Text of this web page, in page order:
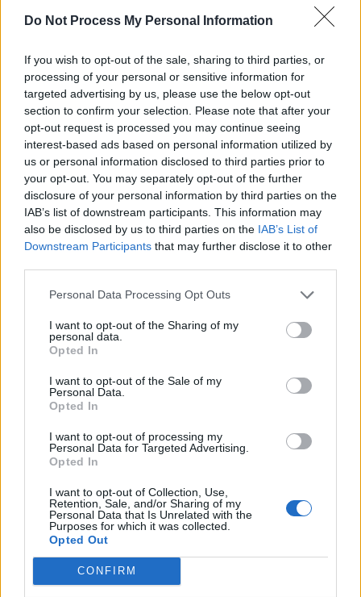
Do Not Process My Personal Information
If you wish to opt-out of the sale, sharing to third parties, or
processing of your personal or sensitive information for
targeted advertising by us, please use the below opt-out
section to confirm your selection. Please note that after your
opt-out request is processed you may continue seeing
interest-based ads based on personal information utilized by
us or personal information disclosed to third parties prior to
your opt-out. You may separately opt-out of the further
disclosure of your personal information by third parties on the
IAB’s list of downstream participants. This information may
also be disclosed by us to third parties on the IAB’s List of
Downstream Participants that may further disclose it to other
Personal Data Processing Opt Outs
I want to opt-out of the Sharing of my
personal data.
Opted In
I want to opt-out of the Sale of my
Personal Data.
Opted In
I want to opt-out of processing my
Personal Data for Targeted Advertising.
Opted In
I want to opt-out of Collection, Use,
Retention, Sale, and/or Sharing of my
Personal Data that Is Unrelated with the
Purposes for which it was collected.
Opted Out
CONFIRM
SOS (Șoșoacă)
PACE (Peia)
Acțiunea Conservatoare (Târziu)
PDF (Lazarus)
PUSL (D. Voiculescu)
PNȚCD (Pavelescu)
PNCR (Terheș)
Partidul Patrioților (Surugiu)
FAR (Coarnă)
România pe Primul Loc (Ponta)
Arhiva sondajelor
ad